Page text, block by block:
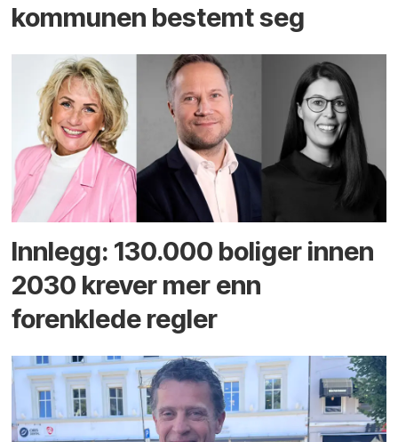
kommunen bestemt seg
Innlegg: 130.000 boliger innen
2030 krever mer enn
forenklede regler